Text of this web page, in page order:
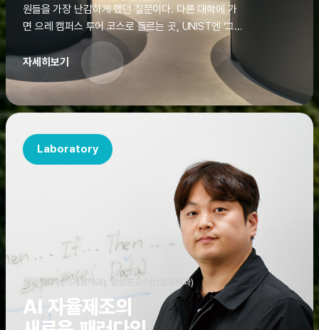
원들을 가장 난감하게 했던 질문이다. 다른 대학에 가
면 으레 캠퍼스 투어 코스로 들르는 곳, UNIST엔 ‘그
것’이 없었다. 학교 탐방을 왔던 고등학생도, 자녀를 방
문하러 온 학부모도 빈손으로 돌려보내야 했던 아쉬움
을 달래줄 공간이 ‘유니크 스토어(UNIQUE
STORE)’라는 이름으로 지난해 11월 문을 열었다.
자세히보기
Laboratory
정임두교수(기계공학과), 임성훈교수(산업공학과)
AI 자율제조의